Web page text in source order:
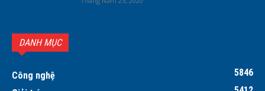
DANH MỤC
Công nghệ
5846